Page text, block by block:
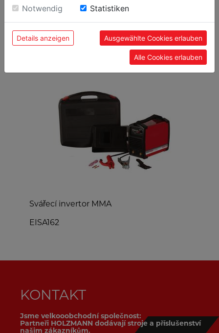
OBLÍBENÉ PRODUKTY
Svářecí invertor MMA
EISA162
KONTAKT
Jsme velkooobchodní společnost:
Partneři HOLZMANN dodávají stroje a příslušenství
našim zákazníkům.
Einwilligung zu unseren Cookies.
Notwendig Statistiken
Details anzeigen Ausgewählte Cookies erlauben
Alle Cookies erlauben